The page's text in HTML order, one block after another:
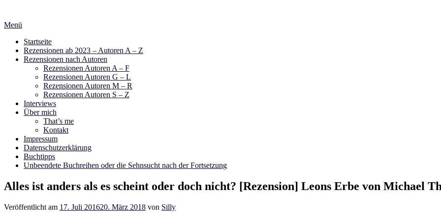
springen
Menü
Startseite
Rezensionen ab 2023 – Autoren A – Z
Rezensionen nach Autoren
Rezensionen Autoren A – F
Rezensionen Autoren G – L
Rezensionen Autoren M – R
Rezensionen Autoren S – Z
Interviews
Über mich
That’s me
Kontakt
Impressum
Datenschutzerklärung
Buchtipps
Unbeendete Buchreihen oder die Sehnsucht nach der Fortsetzung
Alles ist anders als es scheint oder doch nicht? [Rezension] Leons Erbe von Michael
Veröffentlicht am 17. Juli 201620. März 2018 von Silly